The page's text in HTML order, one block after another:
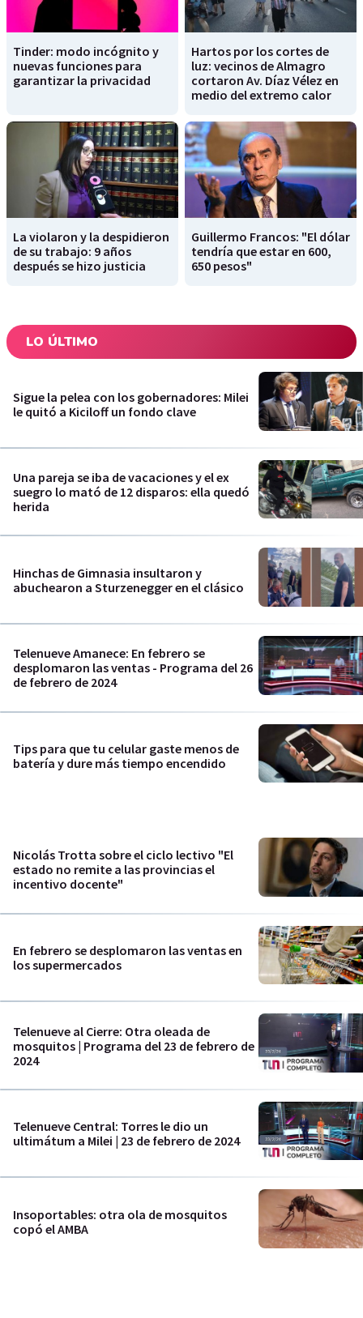
Tinder: modo incógnito y
nuevas funciones para
garantizar la privacidad
Hartos por los cortes de
luz: vecinos de Almagro
cortaron Av. Díaz Vélez en
medio del extremo calor
La violaron y la despidieron
de su trabajo: 9 años
después se hizo justicia
Guillermo Francos: "El dólar
tendría que estar en 600,
650 pesos"
LO ÚLTIMO
Sigue la pelea con los gobernadores: Milei
le quitó a Kiciloff un fondo clave
Una pareja se iba de vacaciones y el ex
suegro lo mató de 12 disparos: ella quedó
herida
Hinchas de Gimnasia insultaron y
abuchearon a Sturzenegger en el clásico
Telenueve Amanece: En febrero se
desplomaron las ventas - Programa del 26
de febrero de 2024
Tips para que tu celular gaste menos de
batería y dure más tiempo encendido
Nicolás Trotta sobre el ciclo lectivo "El
estado no remite a las provincias el
incentivo docente"
En febrero se desplomaron las ventas en
los supermercados
Telenueve al Cierre: Otra oleada de
mosquitos | Programa del 23 de febrero de
2024
Telenueve Central: Torres le dio un
ultimátum a Milei | 23 de febrero de 2024
Insoportables: otra ola de mosquitos
copó el AMBA